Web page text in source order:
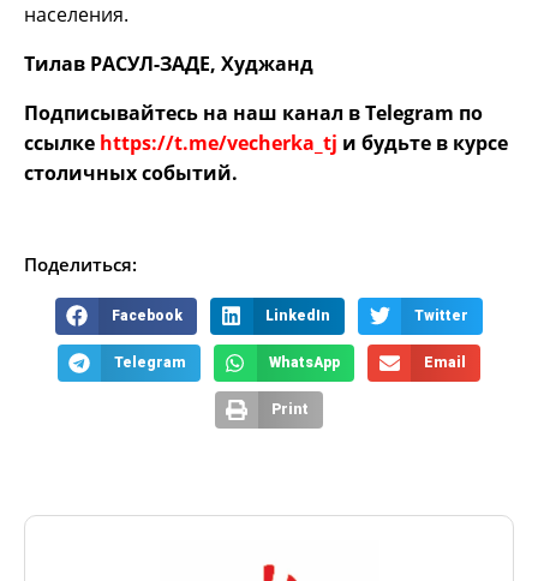
населения.
Тилав РАСУЛ-ЗАДЕ, Худжанд
Подписывайтесь на наш канал в Telegram по
ссылке https://t.me/vecherka_tj и будьте в курсе
столичных событий.
Поделиться:
Facebook LinkedIn Twitter
Telegram WhatsApp Email
Print